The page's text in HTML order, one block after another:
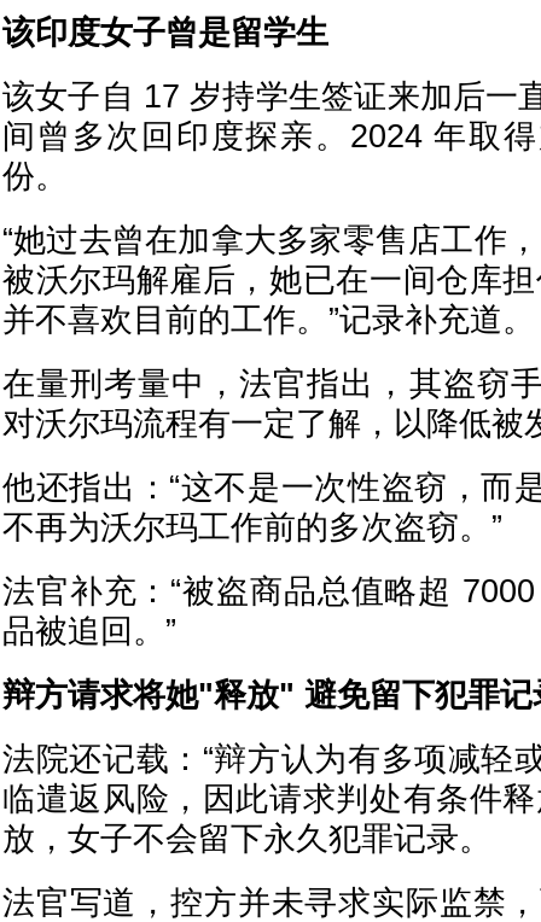
该印度女子曾是留学生
该女子自 17 岁持学生签证来加后一
间曾多次回印度探亲。2024 年取
份。
“她过去曾在加拿大多家零售店工作
被沃尔玛解雇后，她已在一间仓库
并不喜欢目前的工作。”记录补充道。
在量刑考量中，法官指出，其盗窃
对沃尔玛流程有一定了解，以降低被
他还指出：“这不是一次性盗窃，而
不再为沃尔玛工作前的多次盗窃。”
法官补充：“被盗商品总值略超
品被追回。”
辩方请求将她"释放" 避免留下犯罪记
法院还记载：“辩方认为有多项减轻
临遣返风险，因此请求判处有条件
放，女子不会留下永久犯罪记录。
法官写道，控方并未寻求实际监禁